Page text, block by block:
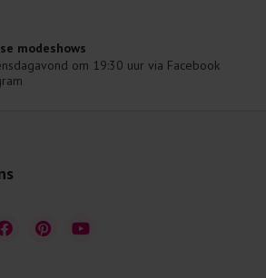
modeshows
om 19:30 uur via Facebook